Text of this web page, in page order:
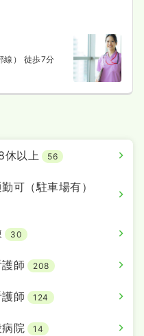
線） 徒歩7分
休以上 56
可（駐車場有）
30
師 208
師 124
院 14